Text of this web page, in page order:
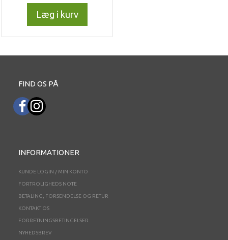
Læg i kurv
FIND OS PÅ
INFORMATIONER
KUNDE LOGIN / MIN KONTO
FORTROLIGHEDS NOTE
BETALING, FORSENDELSE OG RETUR
KONTAKT OS
FORRETNINGSBETINGELSER
NYHEDSBREV